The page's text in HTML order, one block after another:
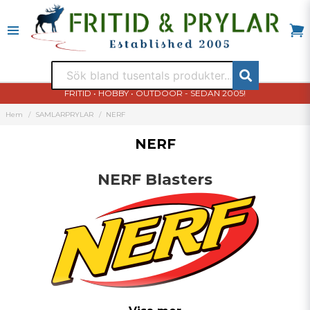
FRITID • HOBBY • OUTDOOR - SEDAN 2005!
Hem SAMLARPRYLAR NERF
NERF
NERF Blasters